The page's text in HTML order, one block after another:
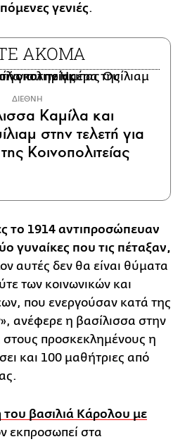
γενιές.
ΑΚΟΜΑ
ΔΙΕΘΝΗ
Καμίλα και
στην τελετή για
Κοινοπολιτείας
το 1914 αντιπροσώπευαν
γυναίκες που τις πέταξαν,
αυτές δεν θα είναι θύματα
των κοινωνικών και
που ενεργούσαν κατά της
ανέφερε η βασίλισσα στην
στους προσκεκλημένους η
και 100 μαθήτριες από
βασιλιά Κάρολου με
εκπροσωπεί στα